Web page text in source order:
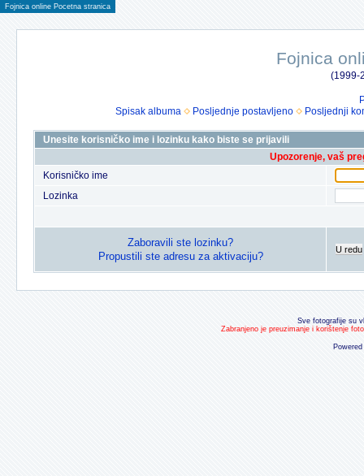
Fojnica online Pocetna stranica
Fojnica
(1999-
Spisak albuma
Posljednje postavljeno Posljednji
Unesite korisničko ime i lozinku kako biste se prijavili
Upozorenje, vaš
Korisničko ime
Lozinka
Zaboravili ste lozinku?
Propustili ste adresu za aktivaciju?
U redu
Sve fotografije su
Zabranjeno je preuzimanje i korištenje